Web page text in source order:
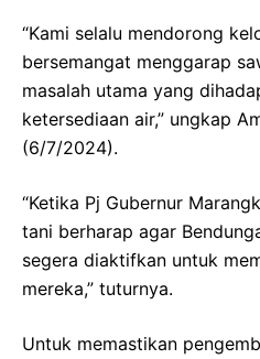
“Kami selalu mendorong
bersemangat menggarap
masalah utama yang
ketersediaan air,” ungkap
(6/7/2024).
“Ketika Pj Gubernur
tani berharap agar
segera diaktifkan untuk
mereka,” tuturnya.
Untuk memastikan